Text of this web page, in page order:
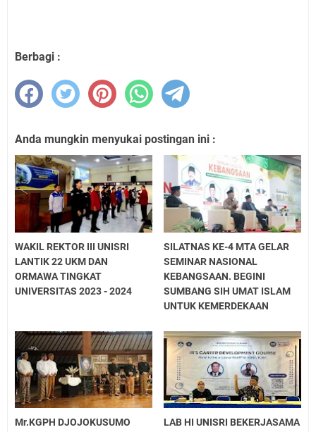
Berbagi :
Anda mungkin menyukai postingan ini :
WAKIL REKTOR III UNISRI
LANTIK 22 UKM DAN
ORMAWA TINGKAT
UNIVERSITAS 2023 - 2024
SILATNAS KE-4 MTA GELAR
SEMINAR NASIONAL
KEBANGSAAN. BEGINI
SUMBANG SIH UMAT ISLAM
UNTUK KEMERDEKAAN
Mr.KGPH DJOJOKUSUMO
LAB HI UNISRI BEKERJASAMA